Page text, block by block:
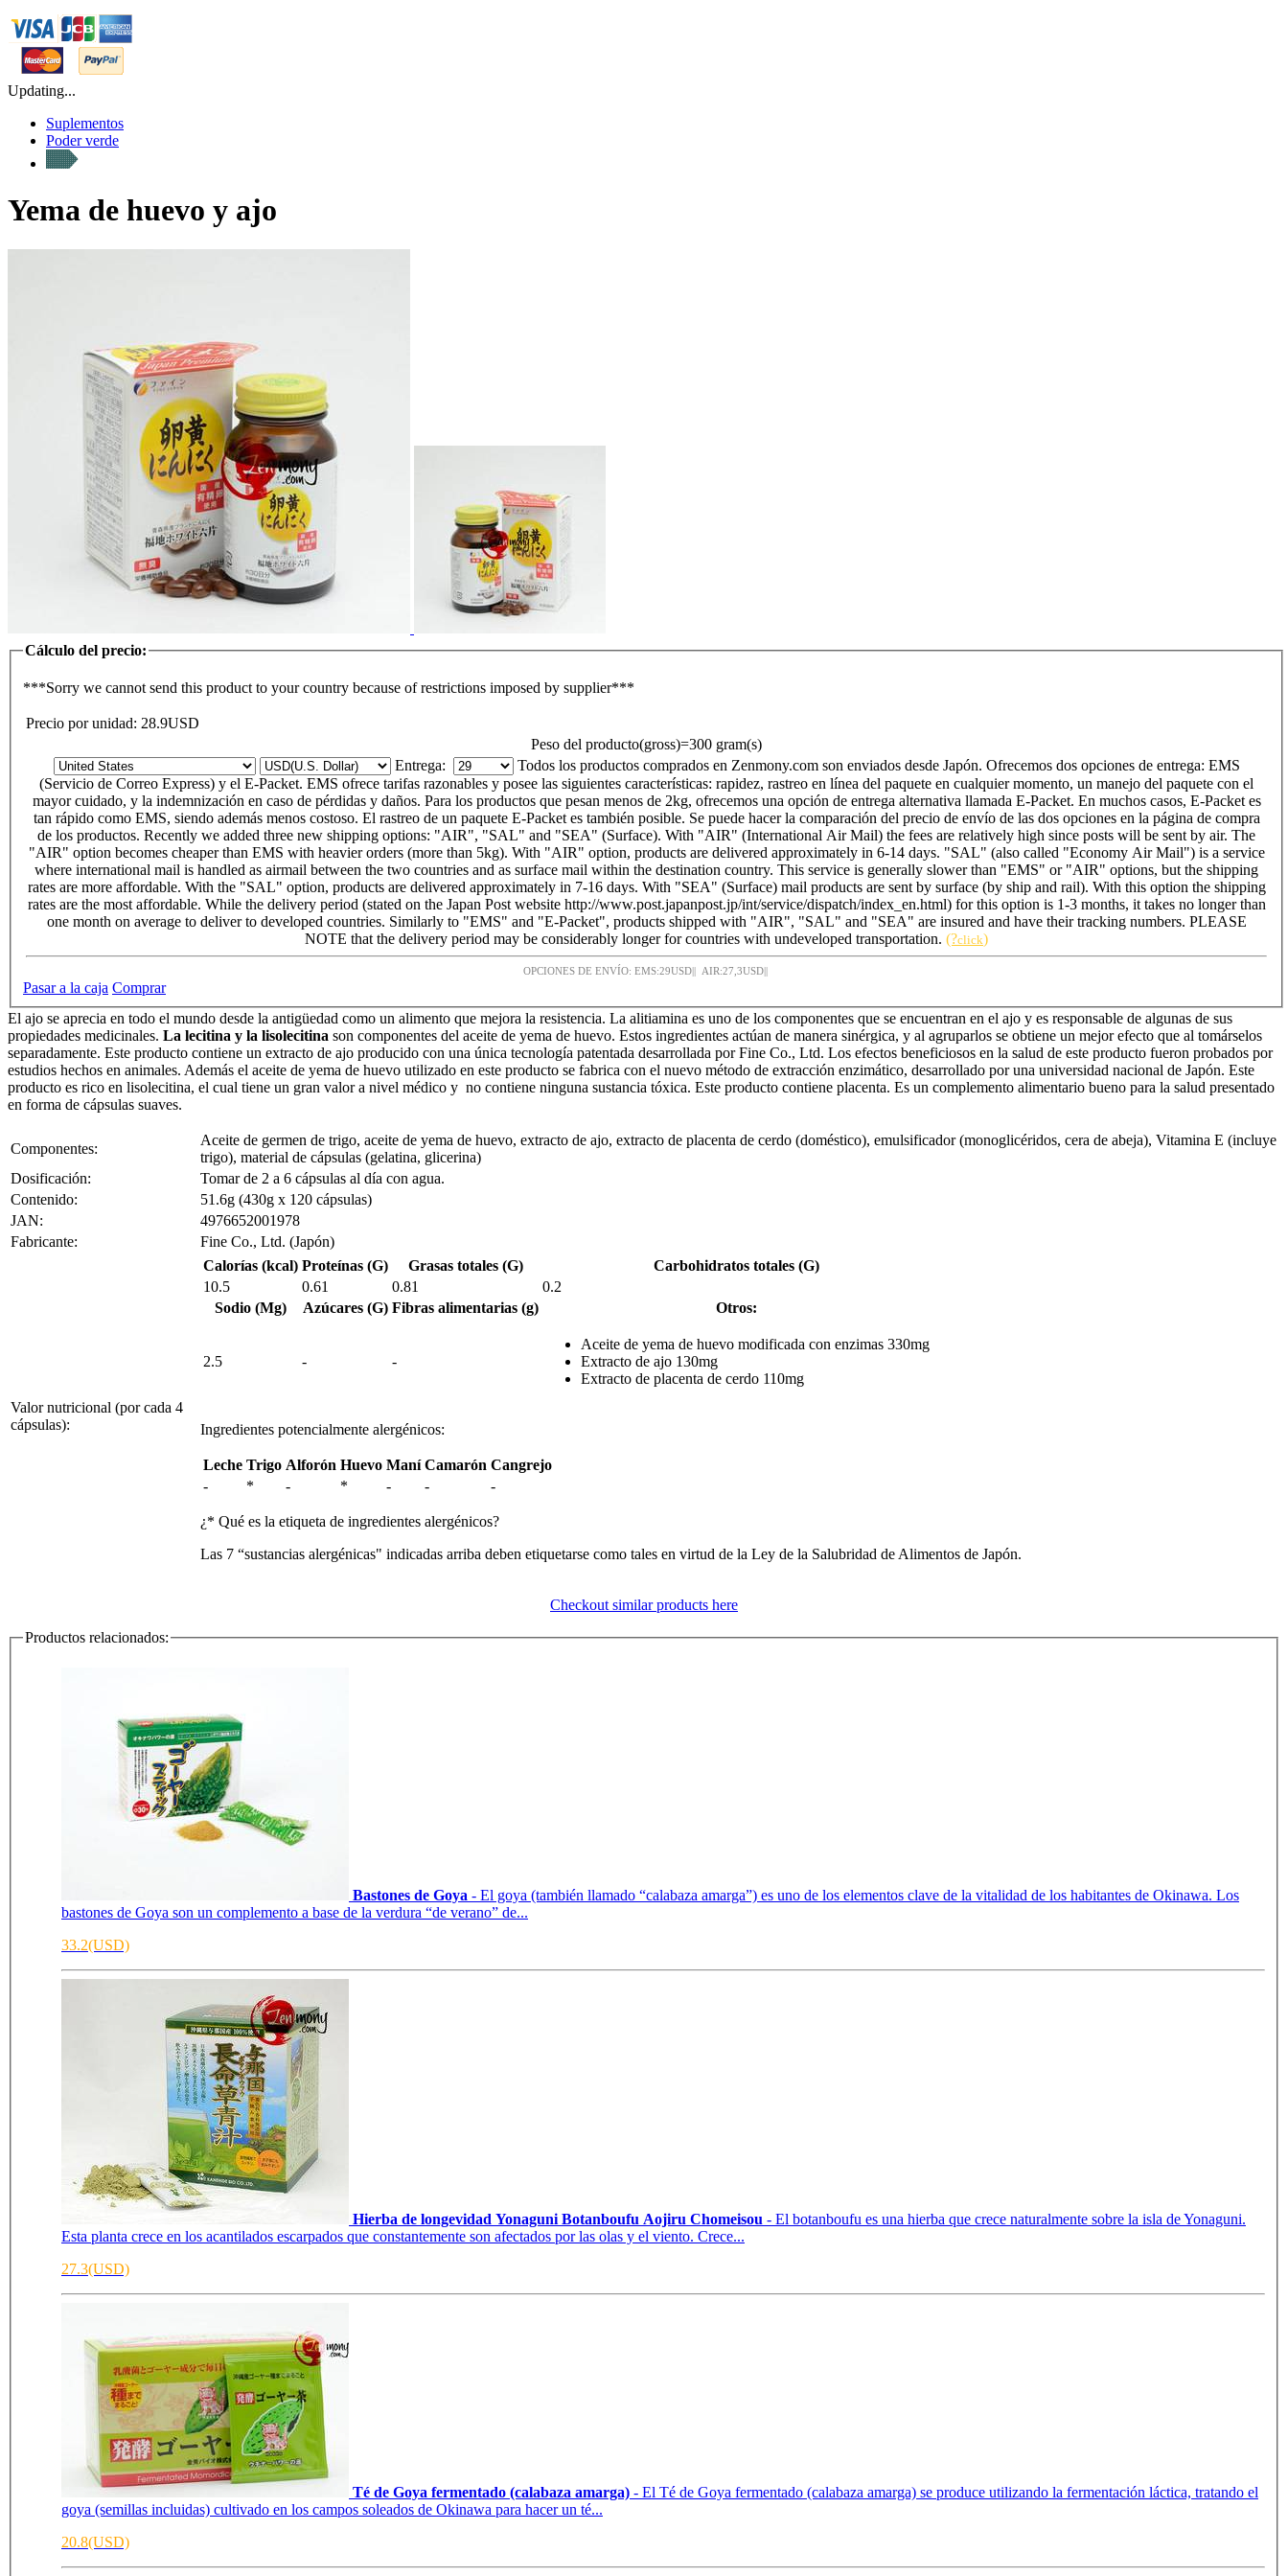
Updating...
Suplementos
Poder verde
Yema de huevo y ajo
Cálculo del precio:
***Sorry we cannot send this product to your country because of restrictions imposed by supplier***
Precio por unidad: 28.9USD
Peso del producto(gross)=300 gram(s)
Entrega:
Todos los productos comprados en Zenmony.com son enviados desde Japón. Ofrecemos dos opciones de entrega: EMS
(Servicio de Correo Express) y el E-Packet. EMS ofrece tarifas razonables y posee las siguientes características: rapidez, rastreo en línea del paquete en cualquier momento, un manejo del paquete con el
mayor cuidado, y la indemnización en caso de pérdidas y daños. Para los productos que pesan menos de 2kg, ofrecemos una opción de entrega alternativa llamada E-Packet. En muchos casos, E-Packet es
tan rápido como EMS, siendo además menos costoso. El rastreo de un paquete E-Packet es también posible. Se puede hacer la comparación del precio de envío de las dos opciones en la página de compra
de los productos. Recently we added three new shipping options: "AIR", "SAL" and "SEA" (Surface). With "AIR" (International Air Mail) the fees are relatively high since posts will be sent by air. The
"AIR" option becomes cheaper than EMS with heavier orders (more than 5kg). With "AIR" option, products are delivered approximately in 6-14 days. "SAL" (also called "Economy Air Mail") is a service
where international mail is handled as airmail between the two countries and as surface mail within the destination country. This service is generally slower than "EMS" or "AIR" options, but the shipping
rates are more affordable. With the "SAL" option, products are delivered approximately in 7-16 days. With "SEA" (Surface) mail products are sent by surface (by ship and rail). With this option the shipping
rates are the most affordable. While the delivery period (stated on the Japan Post website http://www.post.japanpost.jp/int/service/dispatch/index_en.html) for this option is 1-3 months, it takes no longer than
one month on average to deliver to developed countries. Similarly to "EMS" and "E-Packet", products shipped with "AIR", "SAL" and "SEA" are insured and have their tracking numbers. PLEASE
NOTE that the delivery period may be considerably longer for countries with undeveloped transportation. (?click)
OPCIONES DE ENVÍO: EMS:29USD || AIR:27,3USD||
Pasar a la caja Comprar
El ajo se aprecia en todo el mundo desde la antigüedad como un alimento que mejora la resistencia. La alitiamina es uno de los componentes que se encuentran en el ajo y es responsable de algunas de sus
propiedades medicinales. La lecitina y la lisolecitina son componentes del aceite de yema de huevo. Estos ingredientes actúan de manera sinérgica, y al agruparlos se obtiene un mejor efecto que al tomárselos
separadamente. Este producto contiene un extracto de ajo producido con una única tecnología patentada desarrollada por Fine Co., Ltd. Los efectos beneficiosos en la salud de este producto fueron probados por
estudios hechos en animales. Además el aceite de yema de huevo utilizado en este producto se fabrica con el nuevo método de extracción enzimático, desarrollado por una universidad nacional de Japón. Este
producto es rico en lisolecitina, el cual tiene un gran valor a nivel médico y no contiene ninguna sustancia tóxica. Este producto contiene placenta. Es un complemento alimentario bueno para la salud presentado
en forma de cápsulas suaves.
Componentes:
Aceite de germen de trigo, aceite de yema de huevo, extracto de ajo, extracto de placenta de cerdo (doméstico), emulsificador (monoglicéridos, cera de abeja), Vitamina E (incluye
trigo), material de cápsulas (gelatina, glicerina)
Dosificación:
Tomar de 2 a 6 cápsulas al día con agua.
Contenido:
51.6g (430g x 120 cápsulas)
JAN:
4976652001978
Fabricante:
Fine Co., Ltd. (Japón)
Valor nutricional (por cada 4
cápsulas):
Calorías (kcal) Proteínas (G) Grasas totales (G)
Carbohidratos totales (G)
10.5
0.61 0.81
0.2
Sodio (Mg)
Azúcares (G) Fibras alimentarias (g) Otros:
2.5 - -
Aceite de yema de huevo modificada con enzimas 330mg
Extracto de ajo 130mg
Extracto de placenta de cerdo 110mg
Ingredientes potencialmente alergénicos:
Leche Trigo Alforón Huevo Maní Camarón Cangrejo
-
* - * - - -
¿* Qué es la etiqueta de ingredientes alergénicos?
Las 7 “sustancias alergénicas" indicadas arriba deben etiquetarse como tales en virtud de la Ley de la Salubridad de Alimentos de Japón.
Checkout similar products here
Productos relacionados:
Bastones de Goya - El goya (también llamado “calabaza amarga”) es uno de los elementos clave de la vitalidad de los habitantes de Okinawa. Los
bastones de Goya son un complemento a base de la verdura “de verano” de...
33.2(USD)
Hierba de longevidad Yonaguni Botanboufu Aojiru Chomeisou - El botanboufu es una hierba que crece naturalmente sobre la isla de Yonaguni.
Esta planta crece en los acantilados escarpados que constantemente son afectados por las olas y el viento. Crece...
27.3(USD)
Té de Goya fermentado (calabaza amarga) - El Té de Goya fermentado (calabaza amarga) se produce utilizando la fermentación láctica, tratando el
goya (semillas incluidas) cultivado en los campos soleados de Okinawa para hacer un té...
20.8(USD)